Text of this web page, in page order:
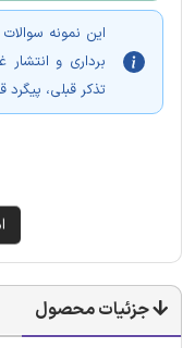
این نمونه
برداری و
تذکر قبلی،
جزئیات محصول